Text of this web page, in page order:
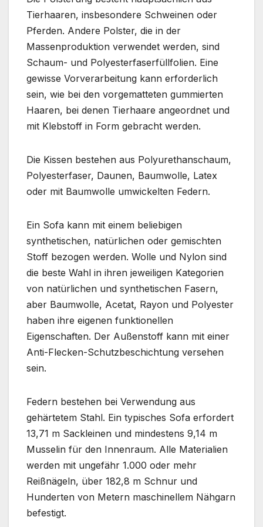
Tierhaaren, insbesondere Schweinen oder
Pferden. Andere Polster, die in der
Massenproduktion verwendet werden, sind
Schaum- und Polyesterfaserfüllfolien. Eine
gewisse Vorverarbeitung kann erforderlich
sein, wie bei den vorgematteten gummierten
Haaren, bei denen Tierhaare angeordnet und
mit Klebstoff in Form gebracht werden.
Die Kissen bestehen aus Polyurethanschaum,
Polyesterfaser, Daunen, Baumwolle, Latex
oder mit Baumwolle umwickelten Federn.
Ein Sofa kann mit einem beliebigen
synthetischen, natürlichen oder gemischten
Stoff bezogen werden. Wolle und Nylon sind
die beste Wahl in ihren jeweiligen Kategorien
von natürlichen und synthetischen Fasern,
aber Baumwolle, Acetat, Rayon und Polyester
haben ihre eigenen funktionellen
Eigenschaften. Der Außenstoff kann mit einer
Anti-Flecken-Schutzbeschichtung versehen
sein.
Federn bestehen bei Verwendung aus
gehärtetem Stahl. Ein typisches Sofa erfordert
13,71 m Sackleinen und mindestens 9,14 m
Musselin für den Innenraum. Alle Materialien
werden mit ungefähr 1.000 oder mehr
Reißnägeln, über 182,8 m Schnur und
Hunderten von Metern maschinellem Nähgarn
befestigt.